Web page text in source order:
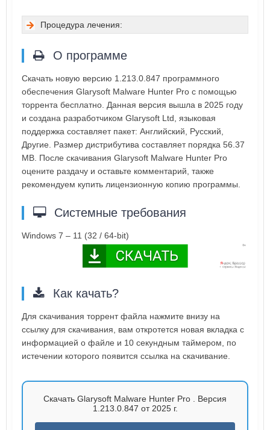
Процедура лечения:
О программе
Скачать новую версию 1.213.0.847 программного
обеспечения Glarysoft Malware Hunter Pro с помощью
торрента бесплатно. Данная версия вышла в 2025 году
и создана разработчиком Glarysoft Ltd, языковая
поддержка составляет пакет: Английский, Русский,
Другие. Размер дистрибутива составляет порядка 56.37
MB. После скачивания Glarysoft Malware Hunter Pro
оцените раздачу и оставьте комментарий, также
рекомендуем купить лицензионную копию программы.
Системные требования
Windows 7 – 11 (32 / 64-bit)
Как качать?
Для скачивания торрент файла нажмите внизу на
ссылку для скачивания, вам откротется новая вкладка с
информацией о файле и 10 секундным таймером, по
истечении которого появится ссылка на скачивание.
Скачать Glarysoft Malware Hunter Pro . Версия
1.213.0.847 от 2025 г.